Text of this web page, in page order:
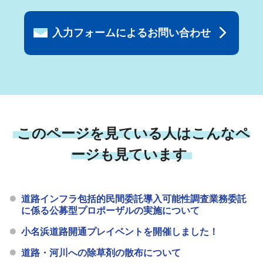
入力フォームによるお問い合わせ
このページを見ている人はこんなペ
ージも見ています
道路インフラ包括的民間委託導入可能性調査業務委託
に係る公募型プロポーザルの実施について
小名浜道路開通プレイベントを開催しました！
道路・河川への除草剤の散布について